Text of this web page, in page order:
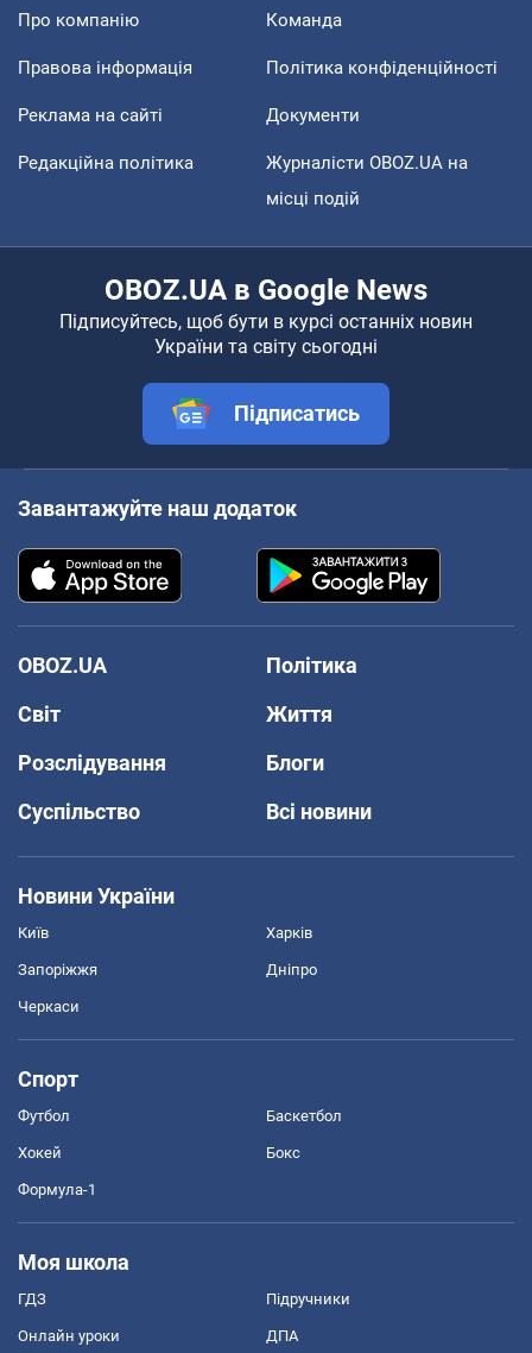
Про компанію Команда
Правова інформація Політика конфіденційності
Реклама на сайті Документи
Редакційна політика
Журналісти OBOZ.UA на
місці подій
OBOZ.UA в Google News
Підписуйтесь, щоб бути в курсі останніх новин
України та світу сьогодні
Підписатись
Завантажуйте наш додаток
OBOZ.UA
Політика
Світ
Життя
Розслідування
Блоги
Суспільство
Всі новини
Новини України
Київ Харків
Запоріжжя Дніпро
Черкаси
Спорт
Футбол Баскетбол
Хокей Бокс
Формула-1
Моя школа
ГДЗ Підручники
Онлайн уроки ДПА